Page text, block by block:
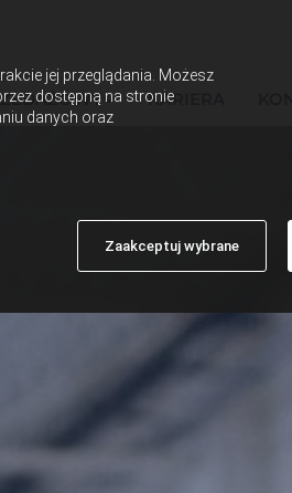
jej przeglądania. Możesz
dostępną na stronie
danych oraz
Zaakceptuj wybrane
KARIERA